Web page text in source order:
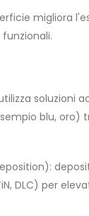
migliora
soluzioni
blu, oro)
DLC) per